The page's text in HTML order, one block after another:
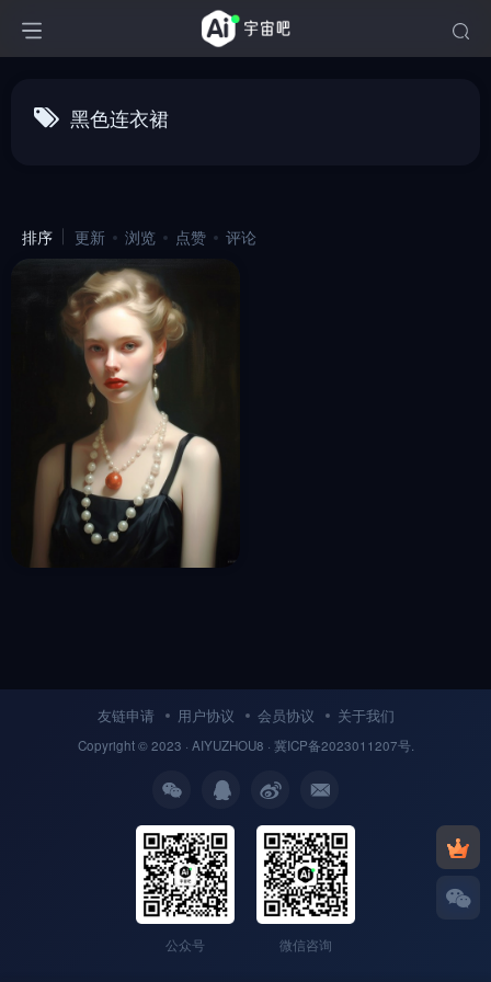
黑色连衣裙
排序 更新 浏览 点赞 评论
友链申请 用户协议 会员协议 关于我们
Copyright © 2023 · AIYUZHOU8 · 冀ICP备2023011207号.
公众号 微信咨询